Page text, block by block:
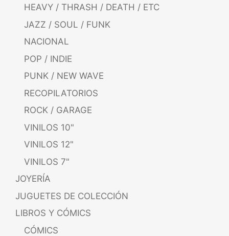
HEAVY / THRASH / DEATH / ETC
JAZZ / SOUL / FUNK
NACIONAL
POP / INDIE
PUNK / NEW WAVE
RECOPILATORIOS
ROCK / GARAGE
VINILOS 10"
VINILOS 12"
VINILOS 7"
JOYERÍA
JUGUETES DE COLECCIÓN
LIBROS Y CÓMICS
CÓMICS